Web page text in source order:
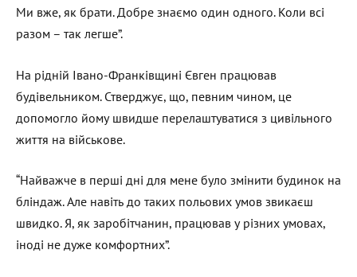
Ми вже, як брати. Добре знаємо один одного. Коли всі
разом – так легше”.
На рідній Івано-Франківщині Євген працював
будівельником. Стверджує, що, певним чином, це
допомогло йому швидше перелаштуватися з цивільного
життя на військове.
“Найважче в перші дні для мене було змінити будинок на
бліндаж. Але навіть до таких польових умов звикаєш
швидко. Я, як заробітчанин, працював у різних умовах,
іноді не дуже комфортних”.